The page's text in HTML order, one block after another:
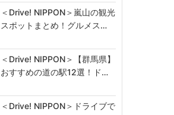
＜Drive! NIPPON＞嵐山の観光
スポットまとめ！グルメス…
＜Drive! NIPPON＞【群馬県】
おすすめの道の駅12選！ド…
＜Drive! NIPPON＞ドライブで